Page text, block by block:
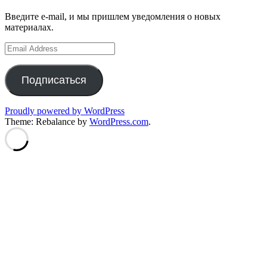
Введите e-mail, и мы пришлем уведомления о новых
материалах.
Email
Address
Подписаться
Proudly powered by WordPress
Theme: Rebalance by WordPress.com.